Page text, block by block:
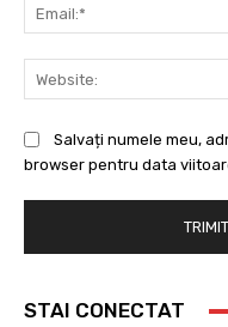
Salvați numele meu,
browser pentru data
STAI CONECTAT